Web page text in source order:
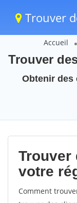
Trouver
Accueil
Trouver
Obtenir des
Trouver
votre
Comment